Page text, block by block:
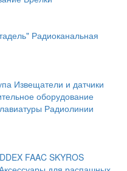
Радиоканальная
Извещатели и датчики
оборудование
Радиолинии
FAAC SKYROS